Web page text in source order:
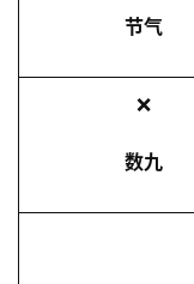
节气
❌
数九